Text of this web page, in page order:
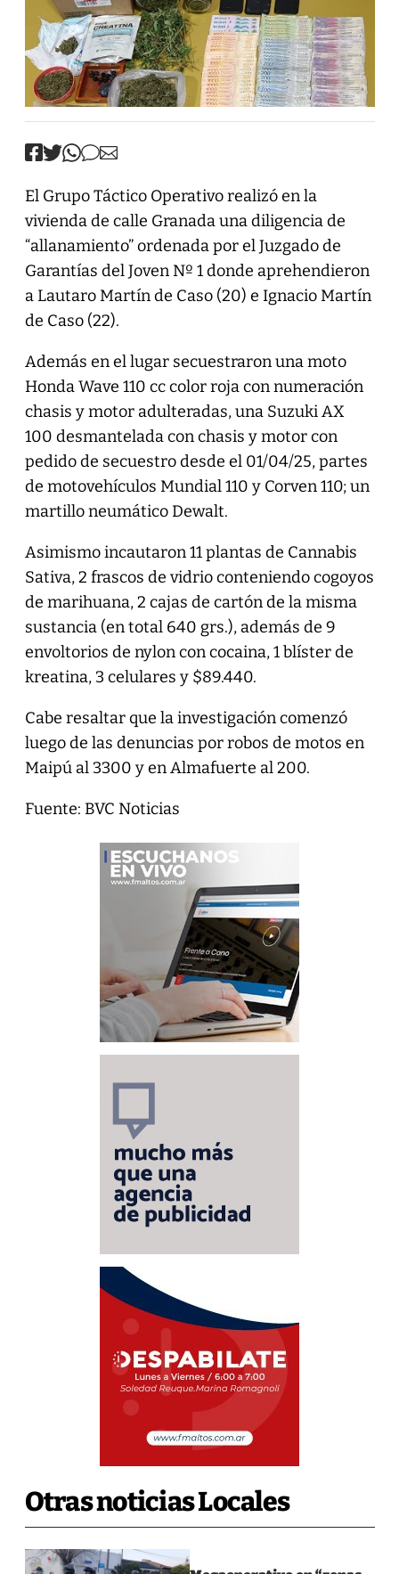
El Grupo Táctico Operativo realizó en la
vivienda de calle Granada una diligencia de
“allanamiento” ordenada por el Juzgado de
Garantías del Joven Nº 1 donde aprehendieron
a Lautaro Martín de Caso (20) e Ignacio Martín
de Caso (22).
Además en el lugar secuestraron una moto
Honda Wave 110 cc color roja con numeración
chasis y motor adulteradas, una Suzuki AX
100 desmantelada con chasis y motor con
pedido de secuestro desde el 01/04/25, partes
de motovehículos Mundial 110 y Corven 110; un
martillo neumático Dewalt.
Asimismo incautaron 11 plantas de Cannabis
Sativa, 2 frascos de vidrio conteniendo cogoyos
de marihuana, 2 cajas de cartón de la misma
sustancia (en total 640 grs.), además de 9
envoltorios de nylon con cocaina, 1 blíster de
kreatina, 3 celulares y $89.440.
Cabe resaltar que la investigación comenzó
luego de las denuncias por robos de motos en
Maipú al 3300 y en Almafuerte al 200.
Fuente: BVC Noticias
Otras noticias Locales